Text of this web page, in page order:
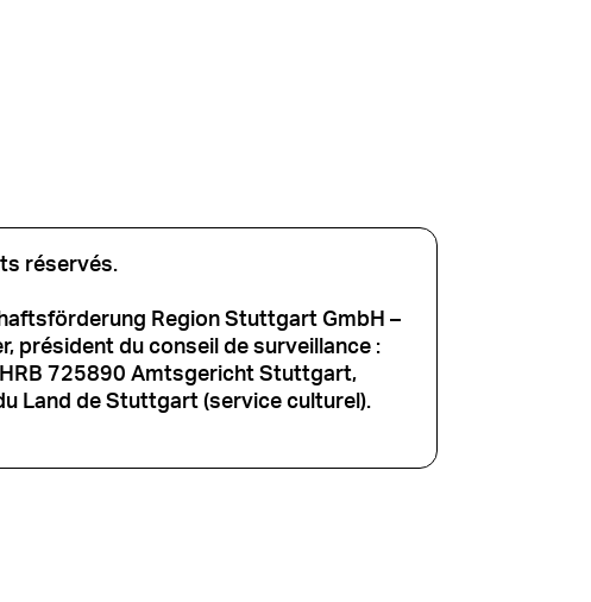
réservés.
Region Stuttgart GmbH –
président du conseil de surveillance :
725890 Amtsgericht Stuttgart,
Land de Stuttgart (service culturel).